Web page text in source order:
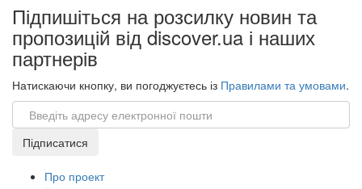
Підпишіться на розсилку новин та
пропозицій від discover.ua і наших
партнерів
Натискаючи кнопку, ви погоджуєтесь із Правилами та умовами.
Email
Підписатися
Про проект